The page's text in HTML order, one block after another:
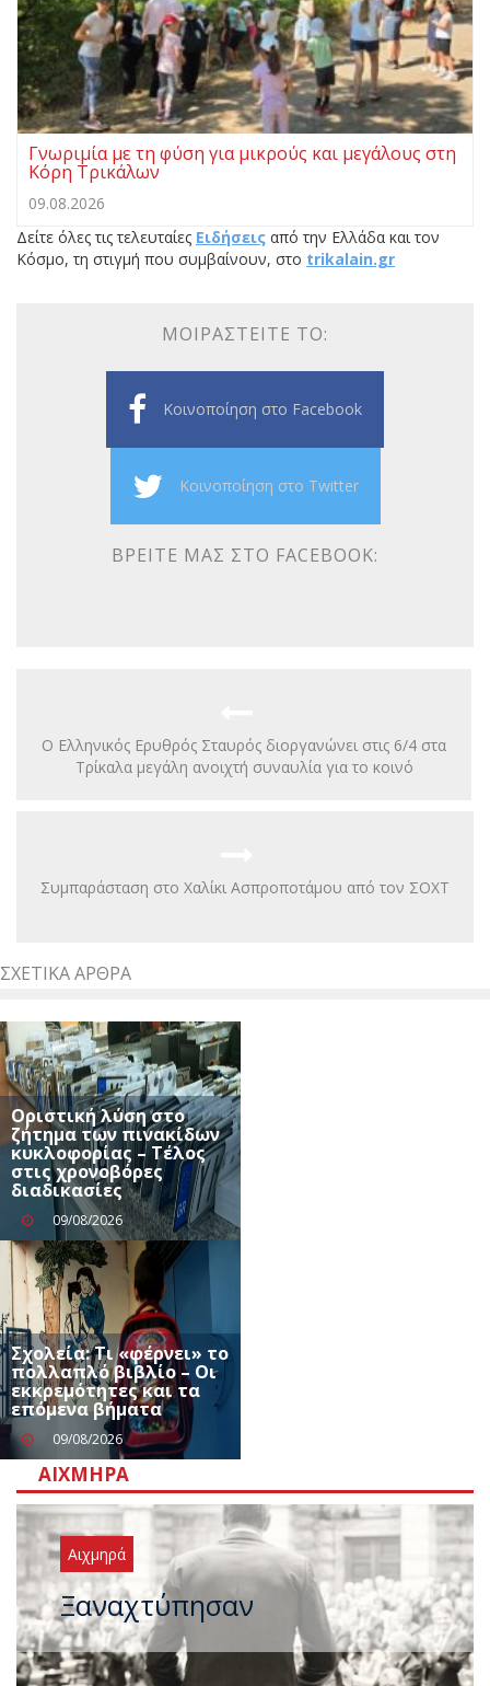
Γνωριμία με τη φύση για μικρούς και μεγάλους στη
Κόρη Τρικάλων
09.08.2026
Δείτε όλες τις τελευταίες Ειδήσεις από την Ελλάδα και τον
Κόσμο, τη στιγμή που συμβαίνουν, στο trikalain.gr
ΜΟΙΡΑΣΤΕΊΤΕ ΤΟ:
Κοινοποίηση στο Facebook
Κοινοποίηση στο Twitter
ΒΡΕΊΤΕ ΜΑΣ ΣΤΟ FACEBOOK:
Ο Ελληνικός Ερυθρός Σταυρός διοργανώνει στις 6/4 στα
Τρίκαλα μεγάλη ανοιχτή συναυλία για το κοινό
Συμπαράσταση στο Χαλίκι Ασπροποτάμου από τον ΣΟΧΤ
ΣΧΕΤΙΚΆ ΆΡΘΡΑ
Οριστική λύση στο
ζήτημα των πινακίδων
κυκλοφορίας – Τέλος
στις χρονοβόρες
διαδικασίες
09/08/2026
Σχολεία: Τι «φέρνει» το
πολλαπλό βιβλίο – Οι
εκκρεμότητες και τα
επόμενα βήματα
09/08/2026
ΑΙΧΜΗΡΆ
Αιχμηρά
Μεταγραφικός «πυρετός» στο
ΠΑΣΟΚ μετά το καλοκαίρι